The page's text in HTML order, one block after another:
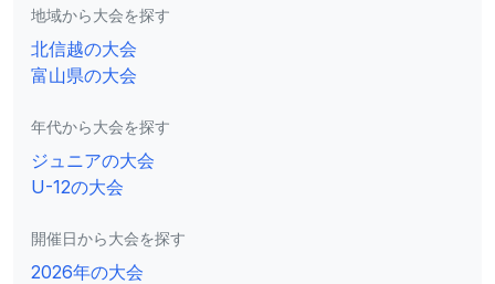
地域から大会を探す
北信越の大会
富山県の大会
年代から大会を探す
ジュニアの大会
U-12の大会
開催日から大会を探す
2026年の大会